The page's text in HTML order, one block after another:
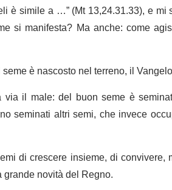
è simile a …” (Mt 13,24.31.33), e
si manifesta? Ma anche: come
è nascosto nel terreno, il
il male: del buon seme è
seminati altri semi, che invece
di crescere insieme, di
novità del Regno.